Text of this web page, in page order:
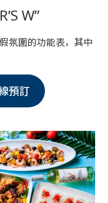
W”
氛圍的功能表，其中
預訂